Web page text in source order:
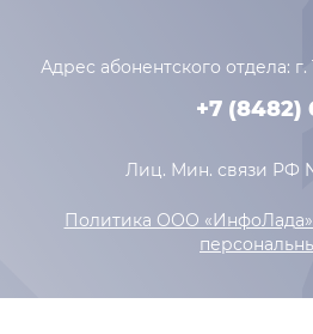
Адрес абонентского отдела: г.
+7 (8482)
Лиц. Мин. связи РФ
Политика ООО